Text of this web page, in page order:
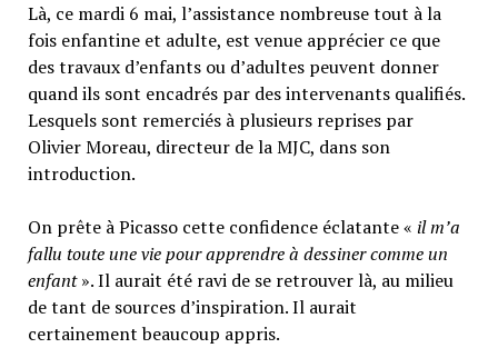
Là, ce mardi 6 mai, l’assistance nombreuse tout à la
fois enfantine et adulte, est venue apprécier ce que
des travaux d’enfants ou d’adultes peuvent donner
quand ils sont encadrés par des intervenants qualifiés.
Lesquels sont remerciés à plusieurs reprises par
Olivier Moreau, directeur de la MJC, dans son
introduction.
On prête à Picasso cette confidence éclatante « il m’a
fallu toute une vie pour apprendre à dessiner comme un
enfant». Il aurait été ravi de se retrouver là, au milieu
de tant de sources d’inspiration. Il aurait
certainement beaucoup appris.